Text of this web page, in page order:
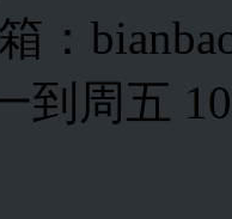
：
到周五